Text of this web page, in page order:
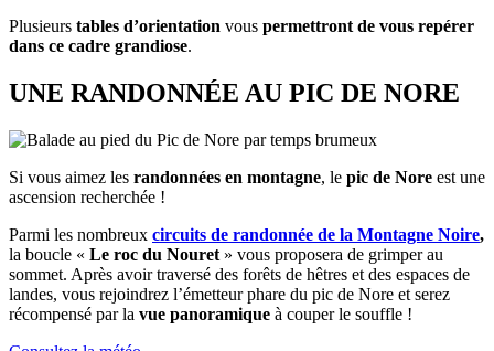
Plusieurs tables d’orientation vous permettront de vous repérer
dans ce cadre grandiose.
UNE RANDONNÉE AU PIC DE NORE
Si vous aimez les randonnées en montagne, le pic de Nore est une
ascension recherchée !
Parmi les nombreux circuits de randonnée de la Montagne Noire,
la boucle « Le roc du Nouret » vous proposera de grimper au
sommet. Après avoir traversé des forêts de hêtres et des espaces de
landes, vous rejoindrez l’émetteur phare du pic de Nore et serez
récompensé par la vue panoramique à couper le souffle !